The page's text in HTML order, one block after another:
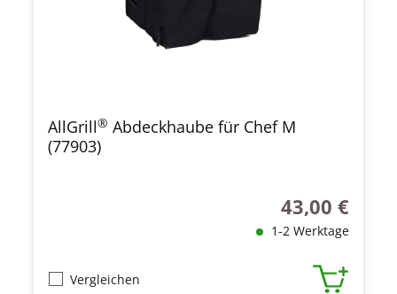
AllGrill® Abdeckhaube für Chef M
(77903)
Regulärer Preis:
43,00 €
1-2 Werktage
Vergleichen